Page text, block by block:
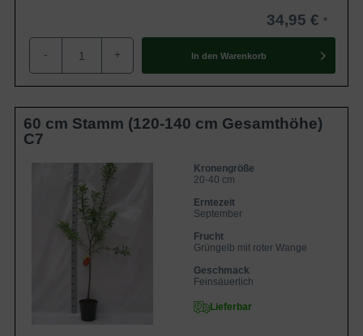
34,95 €
- + In den Warenkorb
60 cm Stamm (120-140 cm Gesamthöhe)
C7
Kronengröße
20-40 cm
Erntezeit
September
Frucht
Grüngelb mit roter Wange
Geschmack
Feinsäuerlich
Lieferbar